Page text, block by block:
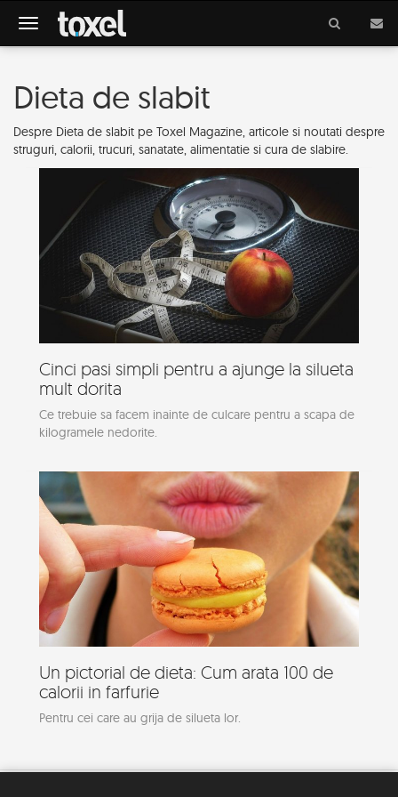
Meniu
Dieta de slabit
Despre Dieta de slabit pe Toxel Magazine, articole si noutati despre
struguri, calorii, trucuri, sanatate, alimentatie si cura de slabire.
Cinci pasi simpli pentru a ajunge la silueta
mult dorita
Ce trebuie sa facem inainte de culcare pentru a scapa de
kilogramele nedorite.
Un pictorial de dieta: Cum arata 100 de
calorii in farfurie
Pentru cei care au grija de silueta lor.